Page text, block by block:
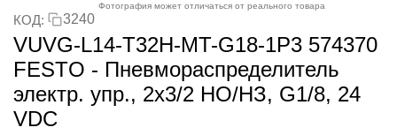
Фотография может отличаться от реального товара
КОД: 3240
VUVG-L14-T32H-MT-G18-1P3 574370
FESTO - Пневмораспределитель
электр. упр., 2x3/2 НO/НЗ, G1/8, 24
VDC